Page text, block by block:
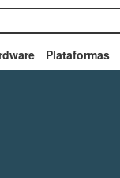
Plataformas